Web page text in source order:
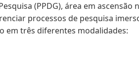
(PPDG), área em
processos de pesquisa
em três diferentes modalidades: